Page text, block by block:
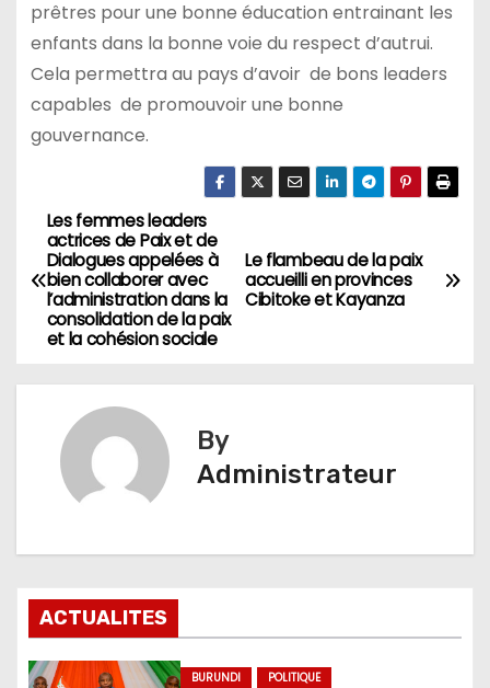
prêtres pour une bonne éducation entrainant les
enfants dans la bonne voie du respect d’autrui.
Cela permettra au pays d’avoir de bons leaders
capables de promouvoir une bonne
gouvernance.
Navigation
de
l’article
Le flambeau de la paix
accueilli en provinces
Cibitoke et Kayanza
Les femmes leaders
actrices de Paix et de
Dialogues appelées à
bien collaborer avec
l’administration dans la
consolidation de la paix
et la cohésion sociale
By
Administrateur
ACTUALITES
BURUNDI POLITIQUE